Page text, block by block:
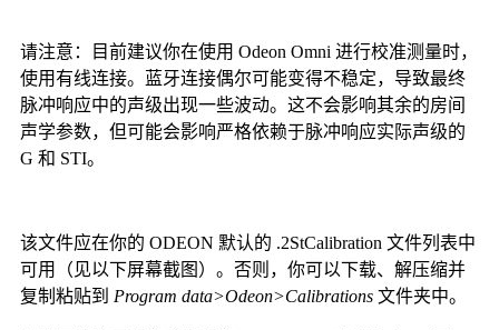
请注意：目前建议你在使用 Odeon Omni 进行校准测量时，
使用有线连接。蓝牙连接偶尔可能变得不稳定，导致最终
脉冲响应中的声级出现一些波动。这不会影响其余的房间
声学参数，但可能会影响严格依赖于脉冲响应实际声级的
G 和 STI。
该文件应在你的 ODEON 默认的 .2StCalibration 文件列表中
可用（见以下屏幕截图）。否则，你可以下载、解压缩并
复制粘贴到 Program data>Odeon>Calibrations 文件夹中。